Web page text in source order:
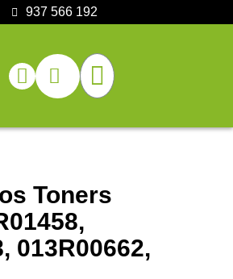
937 566 192
Toners
013R00662,